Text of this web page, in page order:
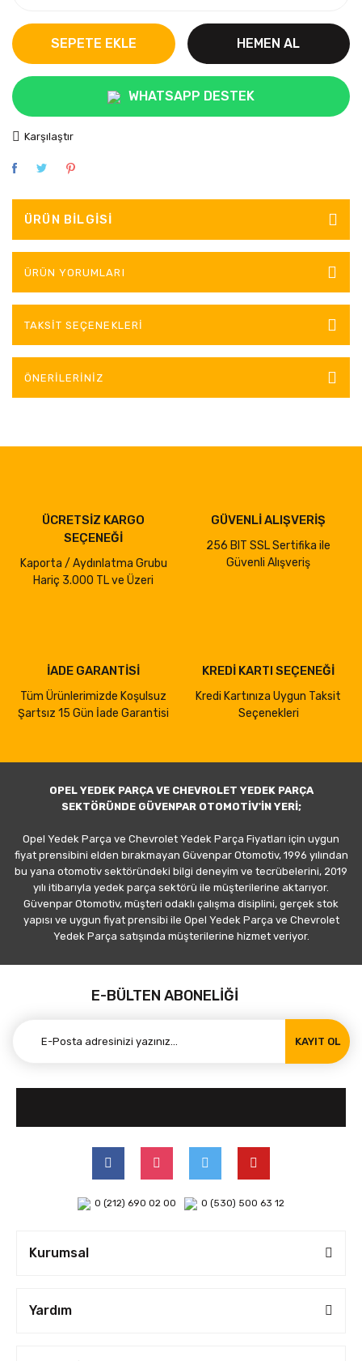
SEPETE EKLE HEMEN AL
WHATSAPP DESTEK
Karşılaştır
ÜRÜN BILGISI
ÜRÜN YORUMLARI
TAKSIT SEÇENEKLERI
ÖNERILERINIZ
ÜCRETSİZ KARGO
SEÇENEĞİ
Kaporta / Aydınlatma Grubu
Hariç 3.000 TL ve Üzeri
GÜVENLİ ALIŞVERİŞ
256 BIT SSL Sertifika ile
Güvenli Alışveriş
İADE GARANTİSİ
Tüm Ürünlerimizde Koşulsuz
Şartsız 15 Gün İade Garantisi
KREDİ KARTI SEÇENEĞİ
Kredi Kartınıza Uygun Taksit
Seçenekleri
OPEL YEDEK PARÇA VE CHEVROLET YEDEK PARÇA
SEKTÖRÜNDE GÜVENPAR OTOMOTİV'İN YERİ;
Opel Yedek Parça ve Chevrolet Yedek Parça Fiyatları için uygun
fiyat prensibini elden bırakmayan Güvenpar Otomotiv, 1996 yılından
bu yana otomotiv sektöründeki bilgi deneyim ve tecrübelerini, 2019
yılı itibarıyla yedek parça sektörü ile müşterilerine aktarıyor.
Güvenpar Otomotiv, müşteri odaklı çalışma disiplini, gerçek stok
yapısı ve uygun fiyat prensibi ile Opel Yedek Parça ve Chevrolet
Yedek Parça satışında müşterilerine hizmet veriyor.
E-BÜLTEN ABONELİĞİ
KAYIT OL
0 (212) 690 02 00 0 (530) 500 63 12
Kurumsal
Yardım